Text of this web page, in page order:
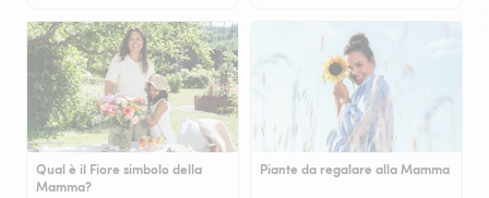
Qual è il Fiore simbolo della
Mamma?
Piante da regalare alla Mamma